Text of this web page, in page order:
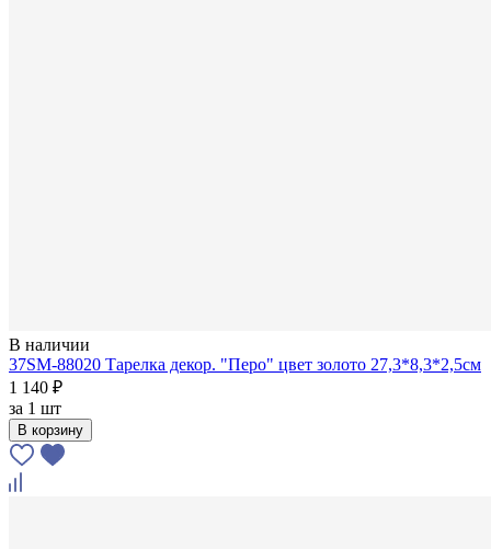
В наличии
37SM-88020 Тарелка декор. "Перо" цвет золото 27,3*8,3*2,5см
1 140 ₽
за 1 шт
В корзину